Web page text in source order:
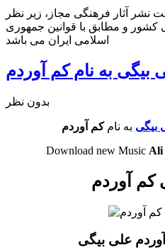
نشر آثار فرهنگی مجاز، زیر نظر
کشور و مطابق با قوانین جمهوری
اسلامی ایران می باشد
بیگی به نام کم آوردم
بدون نظر
بیگی به نامکم آوردم
Download new Music Ali
کم آوردم
علی بیگی